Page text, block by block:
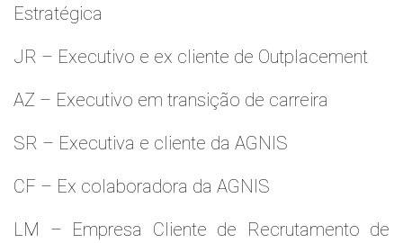
Estratégica
JR – Executivo e ex cliente de Outplacement
AZ – Executivo em transição de carreira
SR – Executiva e cliente da AGNIS
CF – Ex colaboradora da AGNIS
LM – Empresa Cliente de Recrutamento de